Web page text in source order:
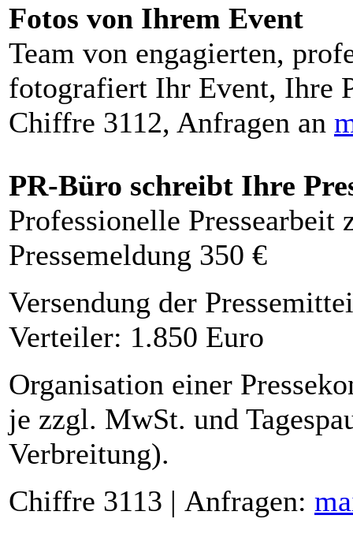
Fotos von Ihrem Event
Team von engagierten,
fotografiert Ihr Event, Ihre
Chiffre 3112, Anfragen an
PR-Büro schreibt Ihre
Professionelle Pressearbeit
Pressemeldung 350 €
Versendung der
Verteiler: 1.850 Euro
Organisation einer
je zzgl. MwSt. und
Verbreitung).
Chiffre 3113 | Anfragen: